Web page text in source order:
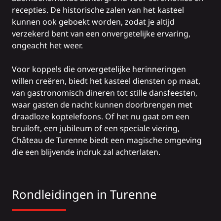
recepties. De historische zalen van het kasteel
kunnen ook geboekt worden, zodat je altijd
verzekerd bent van een onvergetelijke ervaring,
ongeacht het weer.
Voor koppels die onvergetelijke herinneringen
willen creëren, biedt het kasteel diensten op maat,
van gastronomisch dineren tot stille dansfeesten,
waar gasten de nacht kunnen doorbrengen met
draadloze koptelefoons. Of het nu gaat om een
bruiloft, een jubileum of een speciale viering,
Château de Turenne biedt een magische omgeving
die een blijvende indruk zal achterlaten.
Rondleidingen in Turenne